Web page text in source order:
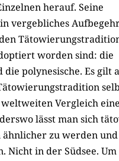
herauf. Seine
vergebliches
worden sind: die
die polynesische. Es gilt
Vergleich eine
lässt man sich
ähnlicher zu werden und
Nicht in der Südsee.